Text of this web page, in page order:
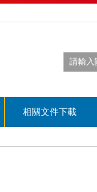
相關文件下載